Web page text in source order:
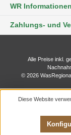
WR Informationen
Zahlungs- und
Alle Preise inkl.
© 2026
Diese Website